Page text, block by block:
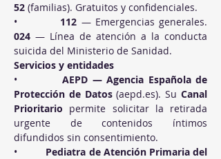
52 (familias). Gratuitos y confidenciales.
• 112
024 — Línea de atención a la conducta
suicida del Ministerio de Sanidad.
Servicios y entidades
• AEPD — Agencia Española de
Protección de Datos (aepd.es). Su Canal
Prioritario permite solicitar la retirada
urgente de contenidos íntimos
difundidos sin consentimiento.
• Pediatra de Atención Primaria del